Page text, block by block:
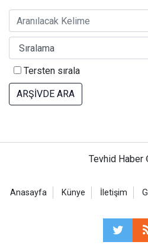
Tersten sırala
ARŞİVDE ARA
Tevhid Haber
Anasayfa Künye İletişim